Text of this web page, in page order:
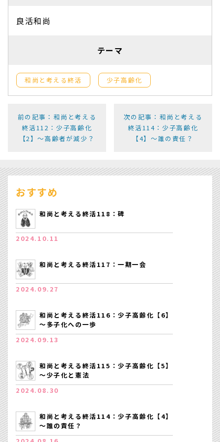
良活和尚
テーマ
和尚と考える終活 少子高齢化
前の記事：和尚と考える
終活112：少子高齢化
【2】～高齢者が減少？
次の記事：和尚と考える
終活114：少子高齢化
【4】～誰の責任？
おすすめ
和尚と考える終活118：碑
2024.10.11
和尚と考える終活117：一期一会
2024.09.27
和尚と考える終活116：少子高齢化【6】
～多子化への一歩
2024.09.13
和尚と考える終活115：少子高齢化【5】
～少子化と憲法
2024.08.30
和尚と考える終活114：少子高齢化【4】
～誰の責任？